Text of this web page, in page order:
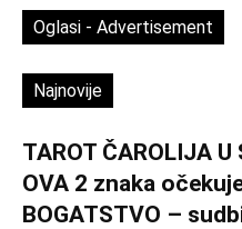
Oglasi - Advertisement
Najnovije
TAROT ČAROLIJA U
OVA 2 znaka
BOGATSTVO –